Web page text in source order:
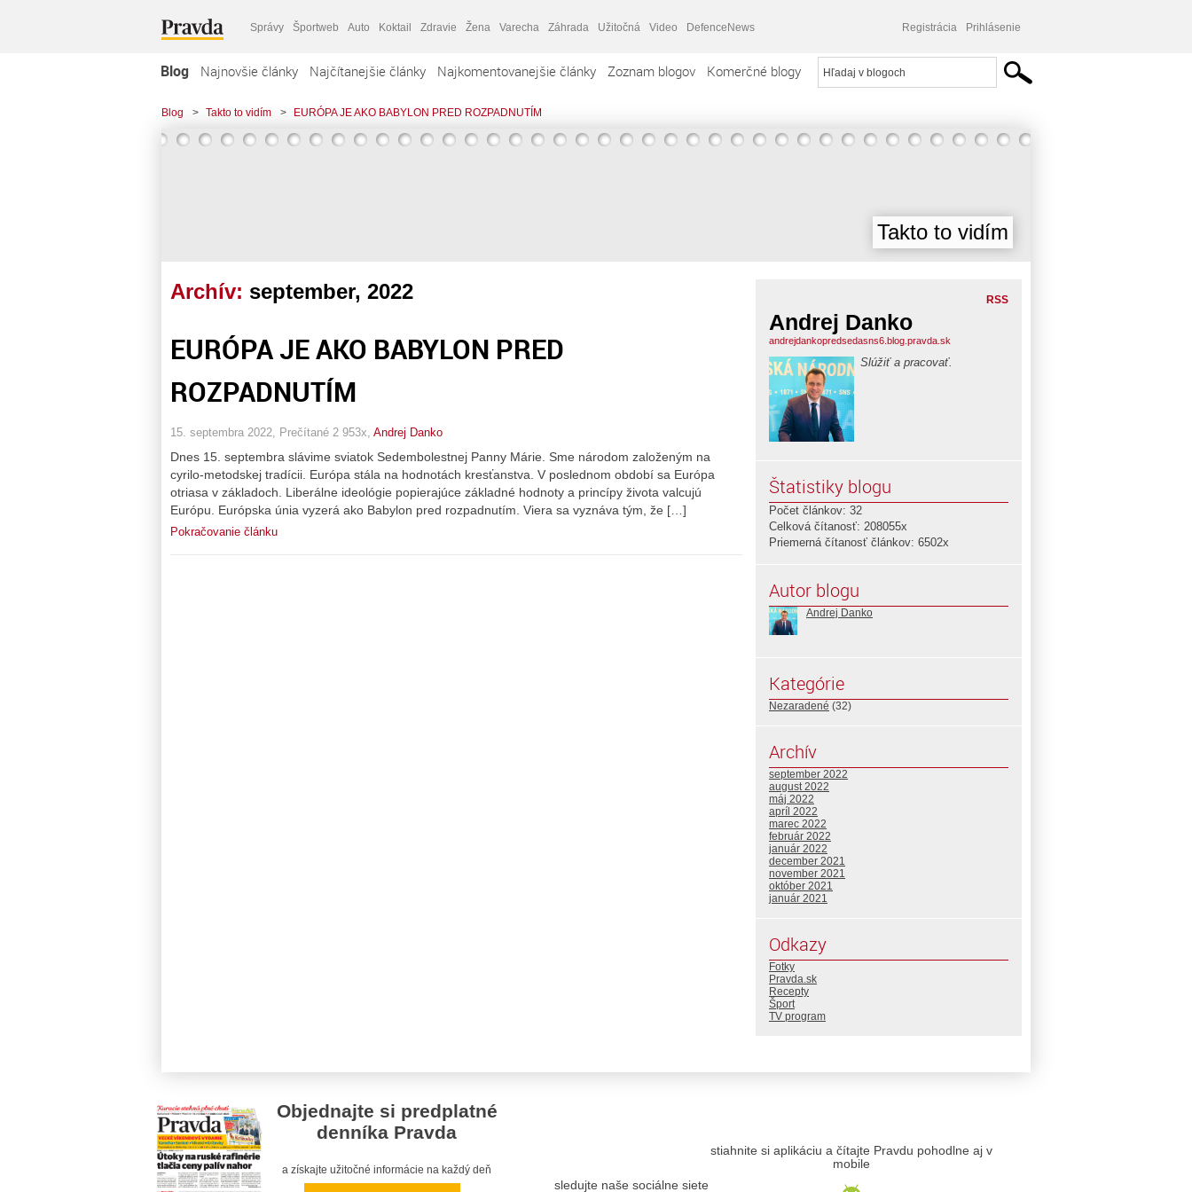
Správy Športweb Auto Koktail Zdravie Žena Varecha Záhrada Užitočná Video DefenceNews Registrácia Prihlásenie
Blog Najnovšie články Najčítanejšie články Najkomentovanejšie články Zoznam blogov Komerčné blogy
Blog > Takto to vidím > EURÓPA JE AKO BABYLON PRED ROZPADNUTÍM
Takto to vidím
Archív: september, 2022
EURÓPA JE AKO BABYLON PRED
ROZPADNUTÍM
15. septembra 2022, Prečítané 2 953x, Andrej Danko
Dnes 15. septembra slávime sviatok Sedembolestnej Panny Márie. Sme národom založeným na
cyrilo-metodskej tradícii. Európa stála na hodnotách kresťanstva. V poslednom období sa Európa
otriasa v základoch. Liberálne ideológie popierajúce základné hodnoty a princípy života valcujú
Európu. Európska únia vyzerá ako Babylon pred rozpadnutím. Viera sa vyznáva tým, že […]
Pokračovanie článku
RSS
Andrej Danko
andrejdankopredsedasns6.blog.pravda.sk
Slúžiť a pracovať.
Štatistiky blogu
Počet článkov: 32
Celková čítanosť: 208055x
Priemerná čítanosť článkov: 6502x
Autor blogu
Andrej Danko
Kategórie
Nezaradené (32)
Archív
september 2022
august 2022
máj 2022
apríl 2022
marec 2022
február 2022
január 2022
december 2021
november 2021
október 2021
január 2021
Odkazy
Fotky
Pravda.sk
Recepty
Šport
TV program
Objednajte si predplatné
denníka Pravda
a získajte užitočné informácie na každý deň
sledujte naše sociálne siete
stiahnite si aplikáciu a čítajte Pravdu pohodlne aj v
mobile